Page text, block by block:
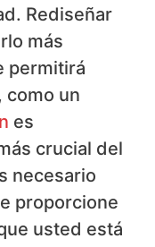
Rediseñar
más
permitirá
como un
es
crucial del
necesario
proporcione
usted está